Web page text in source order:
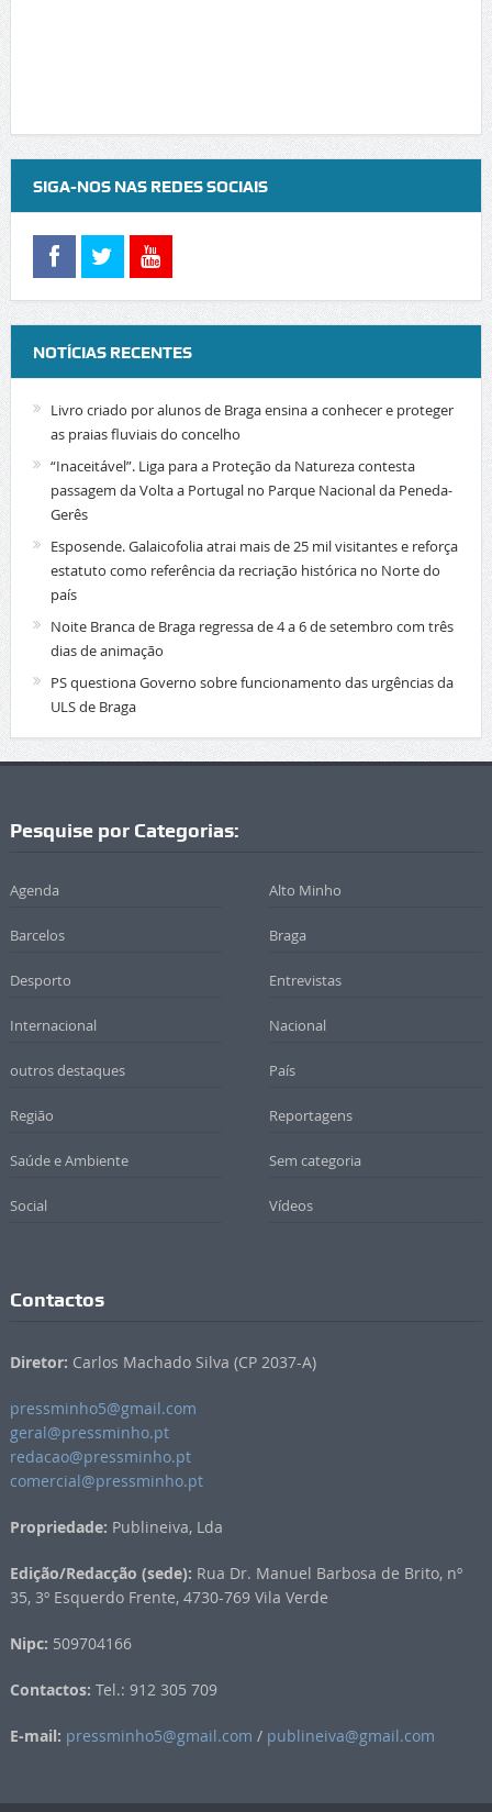
SIGA-NOS NAS REDES SOCIAIS
NOTÍCIAS RECENTES
Livro criado por alunos de Braga ensina a conhecer e proteger
as praias fluviais do concelho
“Inaceitável”. Liga para a Proteção da Natureza contesta
passagem da Volta a Portugal no Parque Nacional da Peneda-
Gerês
Esposende. Galaicofolia atrai mais de 25 mil visitantes e reforça
estatuto como referência da recriação histórica no Norte do
país
Noite Branca de Braga regressa de 4 a 6 de setembro com três
dias de animação
PS questiona Governo sobre funcionamento das urgências da
ULS de Braga
Pesquise por Categorias:
Agenda Alto Minho
Barcelos Braga
Desporto Entrevistas
Internacional Nacional
outros destaques País
Região Reportagens
Saúde e Ambiente Sem categoria
Social Vídeos
Contactos
Diretor: Carlos Machado Silva (CP 2037-A)
pressminho5@gmail.com
geral@pressminho.pt
redacao@pressminho.pt
comercial@pressminho.pt
Propriedade: Publineiva, Lda
Edição/Redacção (sede): Rua Dr. Manuel Barbosa de Brito, nº
35, 3º Esquerdo Frente, 4730-769 Vila Verde
Nipc: 509704166
Contactos: Tel.: 912 305 709
E-mail: pressminho5@gmail.com / publineiva@gmail.com